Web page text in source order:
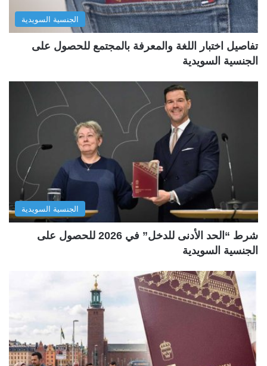
الجنسية السويدية
تفاصيل اختبار اللغة والمعرفة بالمجتمع للحصول على
الجنسية السويدية
الجنسية السويدية
شرط “الحد الأدنى للدخل” في 2026 للحصول على
الجنسية السويدية